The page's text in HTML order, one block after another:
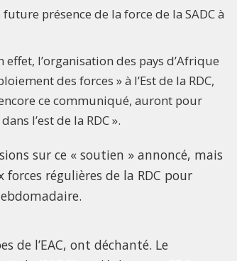
présence de la force de la SADC à
l’organisation des pays d’Afrique
des forces » à l’Est de la RDC,
ce communiqué, auront pour
l’est de la RDC ».
sur ce « soutien » annoncé, mais
régulières de la RDC pour
de l’EAC, ont déchanté. Le